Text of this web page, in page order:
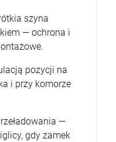
szyna
— ochrona i
pozycji na
i przy komorze
—
gdy zamek